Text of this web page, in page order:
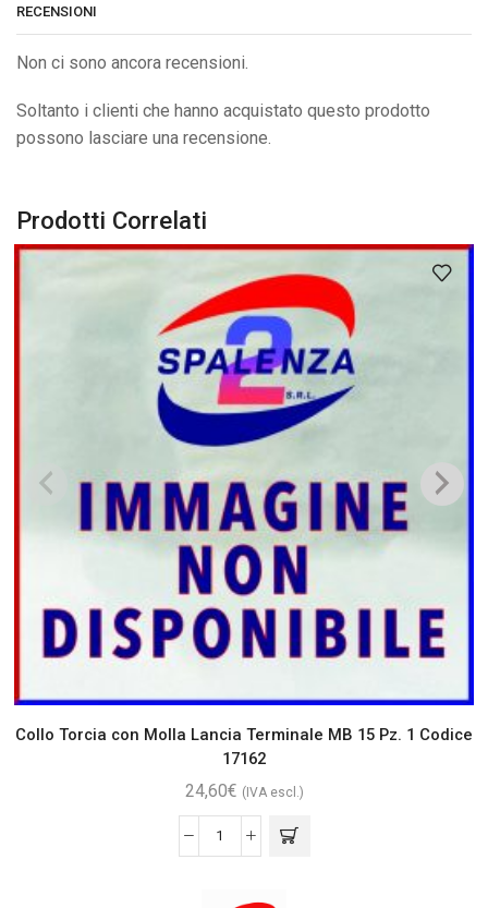
RECENSIONI
Non ci sono ancora recensioni.
Soltanto i clienti che hanno acquistato questo prodotto
possono lasciare una recensione.
Prodotti Correlati
Collo Torcia con Molla Lancia Terminale MB 15 Pz. 1 Codice
17162
24,60€ (IVA escl.)